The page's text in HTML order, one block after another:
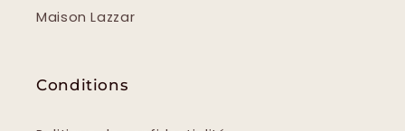
Maison Lazzar
Conditions